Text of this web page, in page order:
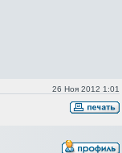
26 Ноя 2012 1:01